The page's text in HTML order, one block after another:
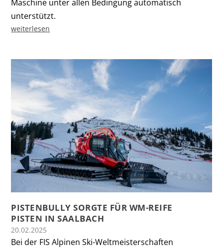
Maschine unter allen Bedingung automatisch
unterstützt.
weiterlesen
PISTENBULLY SORGTE FÜR WM-REIFE
PISTEN IN SAALBACH
20.02.2025
Bei der FIS Alpinen Ski-Weltmeisterschaften